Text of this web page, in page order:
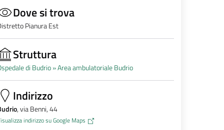
Dove si trova
Pianura Est
Struttura
di Budrio »Area ambulatoriale Budrio
Indirizzo
, via Benni, 44
indirizzo su Google Maps